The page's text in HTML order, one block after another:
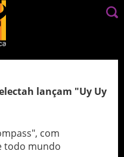
lançam "Uy Uy
com
todo mundo